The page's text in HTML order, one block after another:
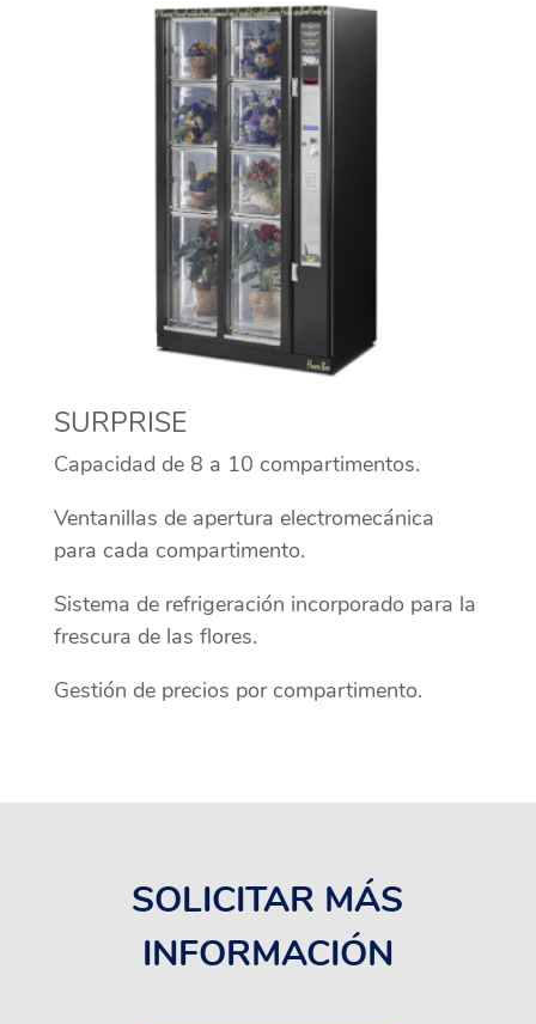
SURPRISE
Capacidad de 8 a 10 compartimentos.
Ventanillas de apertura electromecánica
para cada compartimento.
Sistema de refrigeración incorporado para la
frescura de las flores.
Gestión de precios por compartimento.
SOLICITAR MÁS
INFORMACIÓN